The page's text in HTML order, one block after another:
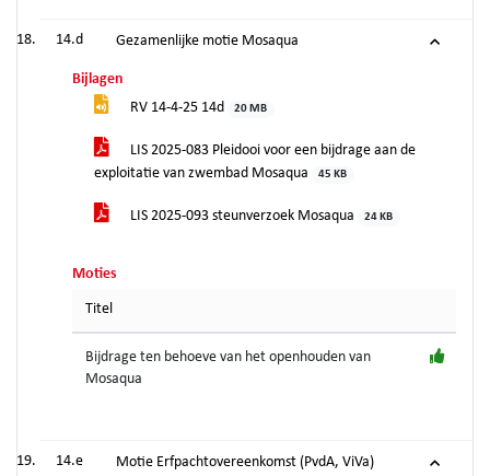
14.d Gezamenlijke motie Mosaqua
Bijlagen
RV 14-4-25 14d
20 MB
LIS 2025-083 Pleidooi voor een bijdrage aan de
exploitatie van zwembad Mosaqua
45 KB
LIS 2025-093 steunverzoek Mosaqua 24 KB
Moties
Titel
Bijdrage ten behoeve van het openhouden van
Mosaqua
14.e Motie Erfpachtovereenkomst (PvdA, ViVa)